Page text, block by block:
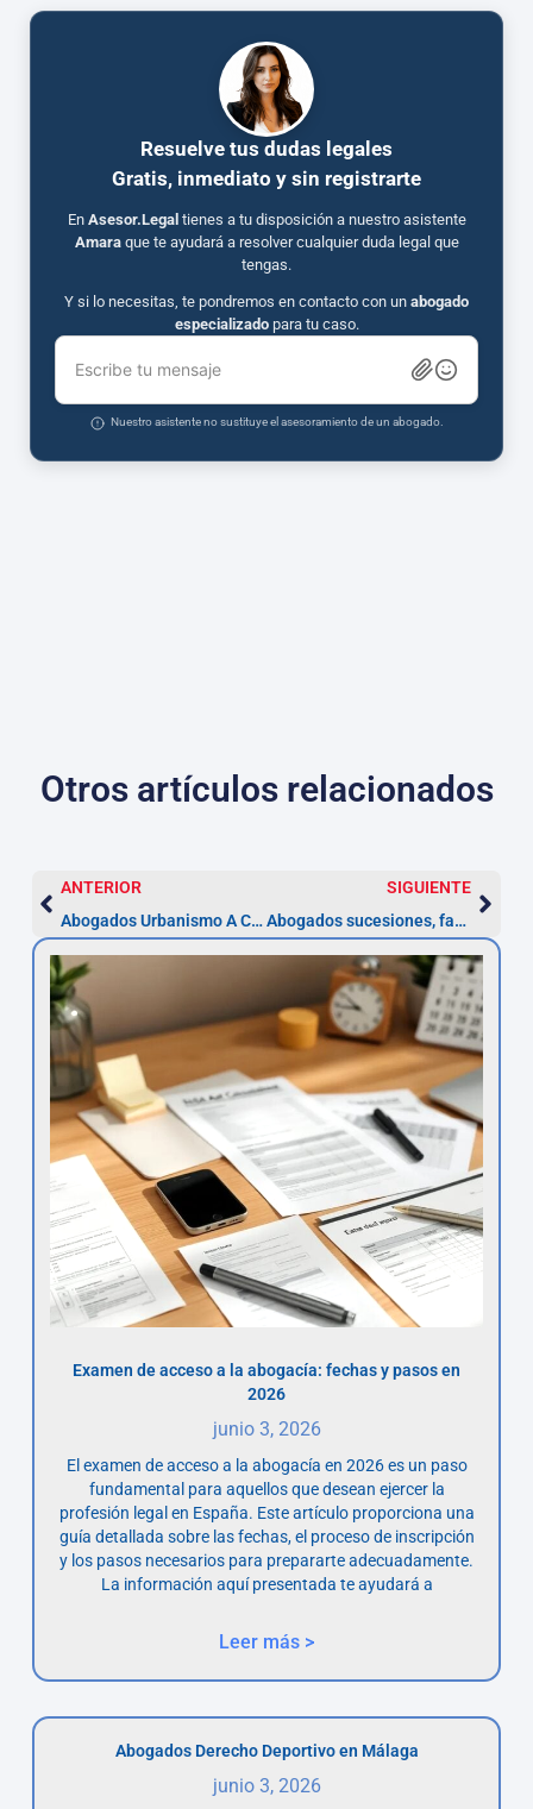
Resuelve tus dudas legales
Gratis, inmediato y sin registrarte
En Asesor.Legal tienes a tu disposición a nuestro asistente
Amaraque te ayudará a resolver cualquier duda legal que
tengas.
Y si lo necesitas, te pondremos en contacto con un abogado
especializadopara tu caso.
Escribe tu mensaje
Nuestro asistente no sustituye el asesoramiento de un abogado.
Otros artículos relacionados
ANTERIOR
Abogados Urbanismo A Coruña: guía práctica 2026
SIGUIENTE
Abogados sucesiones, familia y donaciones en A Coruña — Asesor.Legal 2026
Examen de acceso a la abogacía: fechas y pasos en
2026
junio 3, 2026
El examen de acceso a la abogacía en 2026 es un paso
fundamental para aquellos que desean ejercer la
profesión legal en España. Este artículo proporciona una
guía detallada sobre las fechas, el proceso de inscripción
y los pasos necesarios para prepararte adecuadamente.
La información aquí presentada te ayudará a
Leer más >
Abogados Derecho Deportivo en Málaga
junio 3, 2026